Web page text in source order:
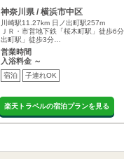
神奈川県 / 横浜市中区
川崎駅11.27km 日ノ出町駅257m
ＪＲ・市営地下鉄「桜木町駅」徒歩6
出町駅」徒歩3分…
営業時間
入浴料金 ～
宿泊 子連れOK
楽天トラベルの宿泊プランを見る